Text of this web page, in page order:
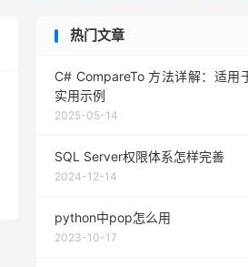
热门文章
C# CompareTo 方法详解：适用
实用示例
2025-05-14
SQL Server权限体系怎样完善
2024-12-14
python中pop怎么用
2023-10-17